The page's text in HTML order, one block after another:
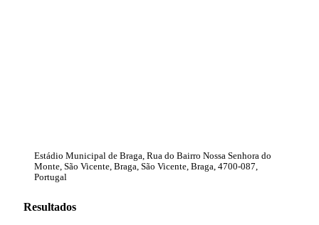
Estádio Municipal de Braga, Rua do Bairro Nossa Senhora do
Monte, São Vicente, Braga, São Vicente, Braga, 4700-087,
Portugal
Resultados